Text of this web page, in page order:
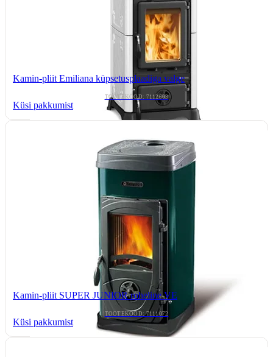
Kamin-pliit Emiliana küpsetusplaadiga valge
TOOTEKOOD: 7112603
Küsi pakkumist
Kamin-pliit SUPER JUNIOR roheline VE
TOOTEKOOD: 7111072
Küsi pakkumist